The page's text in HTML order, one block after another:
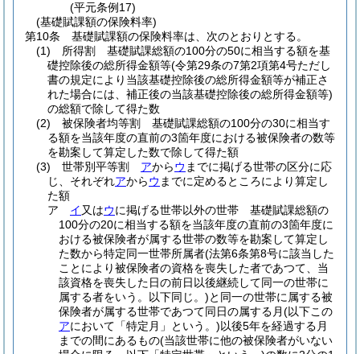
(平元条例17)
(基礎賦課額の保険料率)
第10条
基礎賦課額の保険料率は、次のとおりとする。
(1)
所得割 基礎賦課総額の100分の50に相当する額を基
礎控除後の総所得金額等(令第29条の7第2項第4号ただし
書の規定により当該基礎控除後の総所得金額等が補正さ
れた場合には、補正後の当該基礎控除後の総所得金額等)
の総額で除して得た数
(2)
被保険者均等割 基礎賦課総額の100分の30に相当す
る額を当該年度の直前の3箇年度における被保険者の数等
を勘案して算定した数で除して得た額
(3)
世帯別平等割 アからウ までに掲げる世帯の区分に応
じ、それぞれアからウ までに定めるところにより算定し
た額
ア
イ 又はウに掲げる世帯以外の世帯 基礎賦課総額の
100分の20に相当する額を当該年度の直前の3箇年度に
おける被保険者が属する世帯の数等を勘案して算定し
た数から特定同一世帯所属者(法第6条第8号に該当した
ことにより被保険者の資格を喪失した者であつて、当
該資格を喪失した日の前日以後継続して同一の世帯に
属する者をいう。以下同じ。)と同一の世帯に属する被
保険者が属する世帯であつて同日の属する月(以下この
アにおいて「特定月」という。)以後5年を経過する月
までの間にあるもの(当該世帯に他の被保険者がいない